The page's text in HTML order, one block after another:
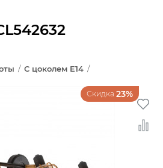
/ С цоколем E14 /
Скидка 23%